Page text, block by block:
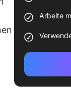
Arbeite